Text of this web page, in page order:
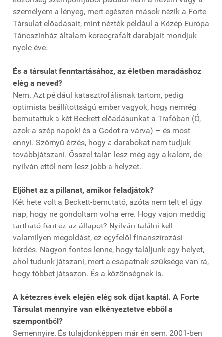
személyem a lényeg, mert egészen mások nézik a Forte
Társulat előadásait, mint nézték például a Közép Európa
Táncszínház általam koreografált darabjait mondjuk
nyolc éve.
És a társulat fenntartásához, az életben maradáshoz
elég a neved?
Nem. Azt például katasztrofálisnak tartom, pedig
optimista beállítottságú ember vagyok, hogy nemrég
bemutattuk a két Beckett előadásunkat a Trafóban (Ó,
azok a szép napok! és a Godot-ra várva) – és most
ennyi. Szörnyű érzés, hogy a darabokat nem tudjuk
továbbjátszani. Ősszel talán lesz még egy alkalom, de
nyilván ettől nem lesz jobb a helyzet.
Eljöhet az a pillanat, amikor feladjátok?
Két hete volt a Beckett-bemutató, azóta nem telt el úgy
nap, hogy ne gondoltam volna erre. Hogy vajon meddig
tartható fent ez az állapot? Nyilván találni kell
valamilyen megoldást, ez egyfelől finanszírozási
kérdés. Nagyon fontos lenne, hogy találjunk egy helyet,
ahol tudunk játszani, mert a csapatnak szüksége van rá,
hogy többet játsszon. És a közönségnek is.
A kétezres évek elején elég sok díjat kaptál. A Forte
Társulat mennyire van elkényeztetve ebből a
szempontból?
Semennyire. És tulajdonképpen már én sem. 2001-ben